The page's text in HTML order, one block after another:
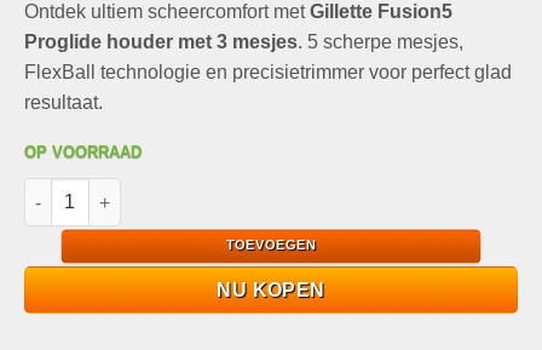
was:
€23,99.
is:
€14,95.
Ontdek ultiem scheercomfort metGillette Fusion5
Proglide houder met 3 mesjes. 5 scherpe mesjes,
FlexBall technologie en precisietrimmer voor perfect glad
resultaat.
OP VOORRAAD
Gillette Fusion5 Proglide houder met 3 mesjes aantal
TOEVOEGEN
NU KOPEN